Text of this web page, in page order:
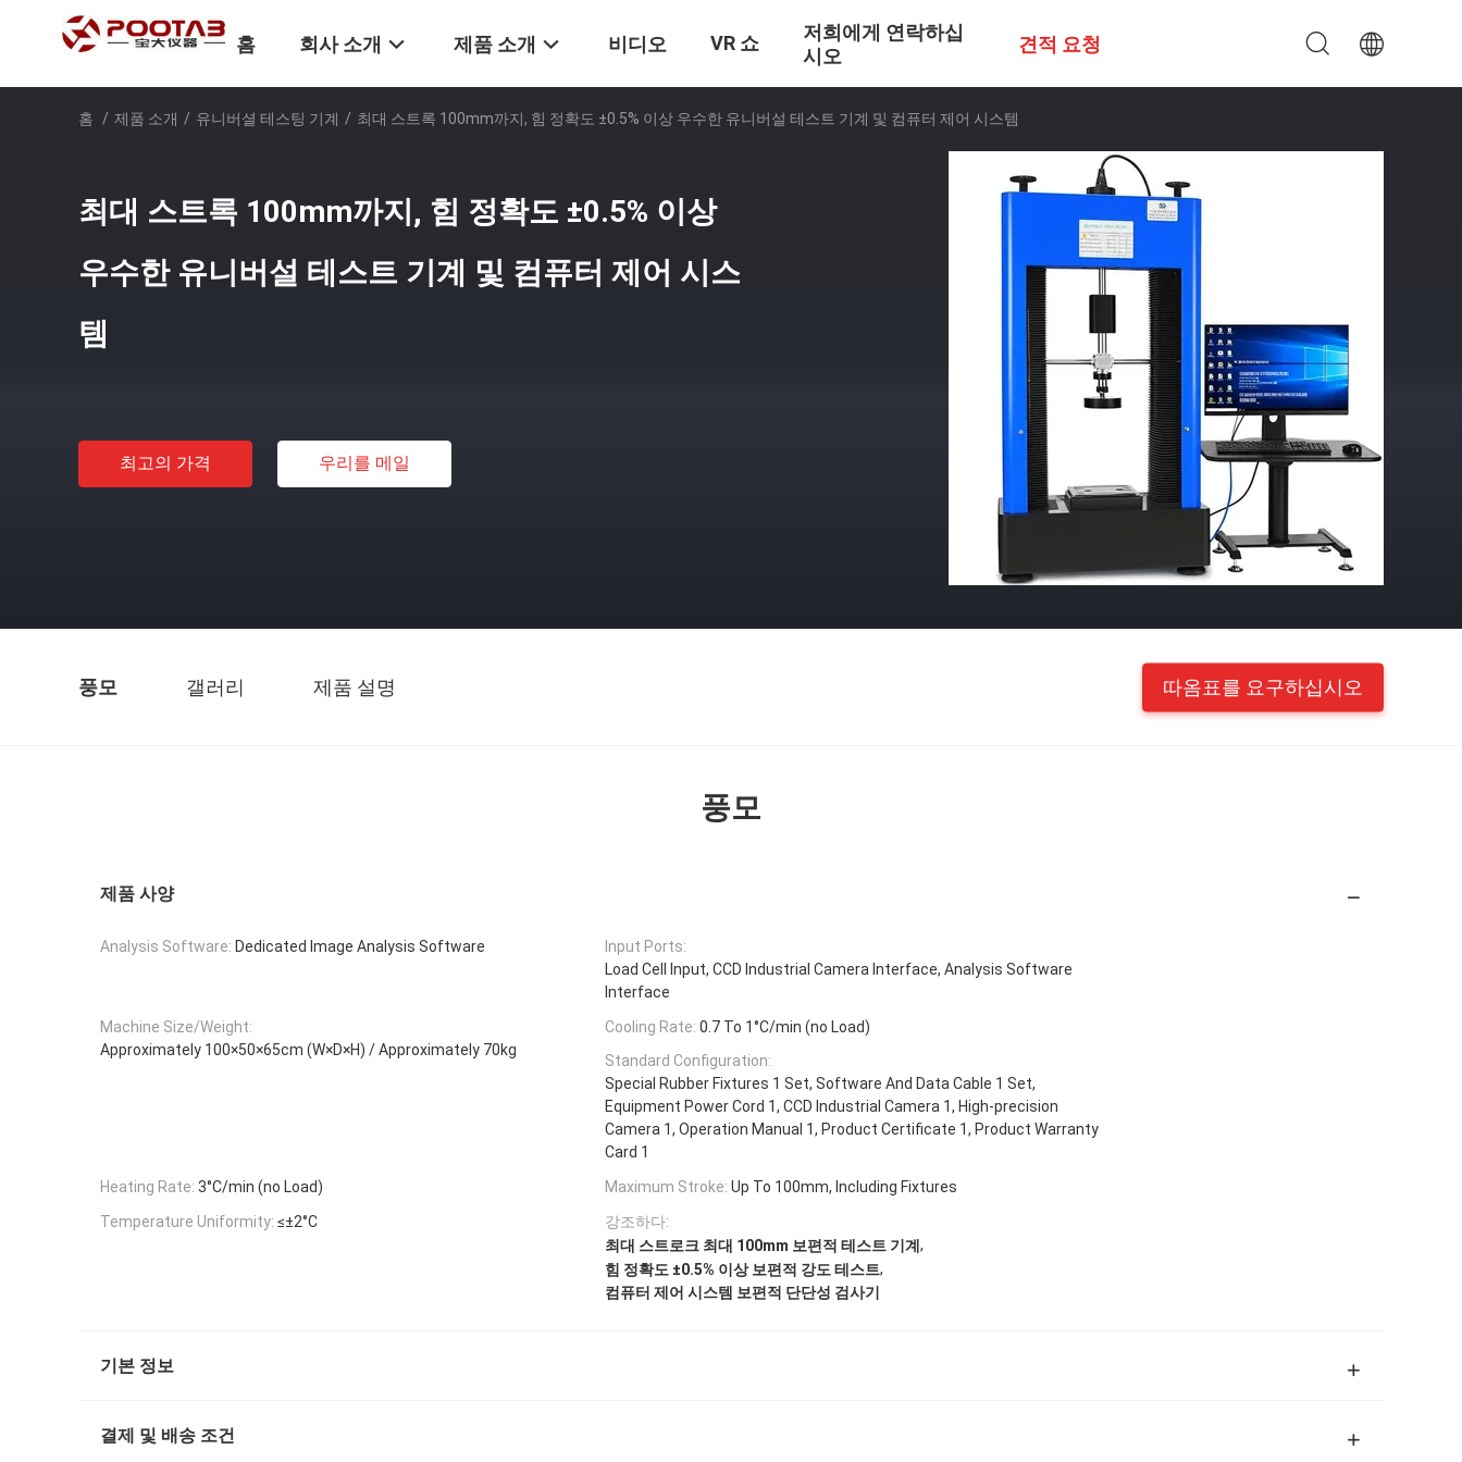
홈 회사 소개 제품 소개 비디오 VR 쇼
저희에게 연락하십
시오
견적 요청
홈 / 제품 소개 / 유니버셜 테스팅 기계 / 최대 스트록 100mm까지, 힘 정확도 ±0.5% 이상 우수한 유니버설 테스트 기계 및 컴퓨터 제어 시스템
최대 스트록 100mm까지, 힘 정확도 ±0.5% 이상
우수한 유니버설 테스트 기계 및 컴퓨터 제어 시스
템
최고의 가격 우리를 메일
풍모 갤러리 제품 설명 따옴표를 요구하십시오
풍모
제품 사양
Analysis Software: Dedicated Image Analysis Software
Input Ports:
Load Cell Input, CCD Industrial Camera Interface, Analysis Software
Interface
Machine Size/Weight:
Approximately 100×50×65cm (W×D×H) / Approximately 70kg
Cooling Rate: 0.7 To 1°C/min (no Load)
Standard Configuration:
Special Rubber Fixtures 1 Set, Software And Data Cable 1 Set,
Equipment Power Cord 1, CCD Industrial Camera 1, High-precision
Camera 1, Operation Manual 1, Product Certificate 1, Product Warranty
Card 1
Heating Rate: 3°C/min (no Load) Maximum Stroke: Up To 100mm, Including Fixtures
Temperature Uniformity: ≤±2°C
강조하다:
최대 스트로크 최대 100mm 보편적 테스트 기계 ,
힘 정확도 ±0.5% 이상 보편적 강도 테스트,
컴퓨터 제어 시스템 보편적 단단성 검사기
기본 정보
결제 및 배송 조건